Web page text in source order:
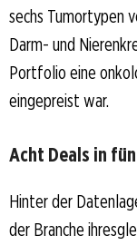
sechs Tumortypen
Darm- und
Portfolio eine
eingepreist war.
Acht Deals in
Hinter der
der Branche